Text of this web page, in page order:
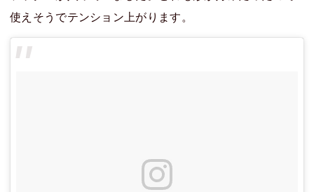
使えそうでテンション上がります。